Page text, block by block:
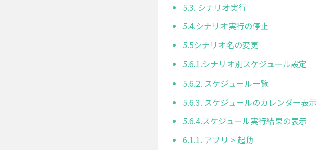
5.3. シナリオ実行
5.4.シナリオ実行の停止
5.5シナリオ名の変更
5.6.1.シナリオ別スケジュール設定
5.6.2. スケジュール一覧
5.6.3. スケジュールのカレンダー表示
5.6.4.スケジュール実行結果の表示
6.1.1. アプリ > 起動